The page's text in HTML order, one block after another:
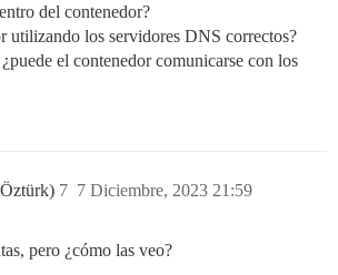
del contenedor?
utilizando los servidores DNS correctos?
el contenedor comunicarse con los
7 Diciembre, 2023 21:59
7
pero ¿cómo las veo?